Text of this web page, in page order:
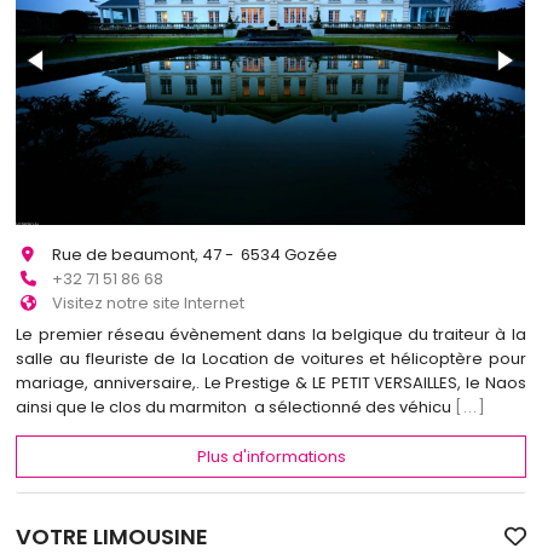
Rue de beaumont, 47 - 6534 Gozée
+32 71 51 86 68
Visitez notre site Internet
Le premier réseau évènement dans la belgique du traiteur à la
salle au fleuriste de la Location de voitures et hélicoptère pour
mariage, anniversaire,. Le Prestige & LE PETIT VERSAILLES, le Naos
ainsi que le clos du marmiton a sélectionné des véhicu
[...]
Plus d'informations
VOTRE LIMOUSINE